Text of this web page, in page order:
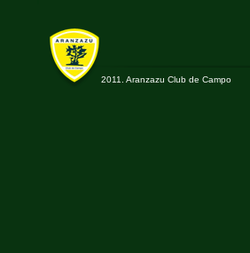
2011. Aranzazu Club de Campo